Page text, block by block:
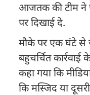
आजतक की टीम ने
पर दिखाई दे.
मौके पर एक घंटे से
बहुचर्चित
कहा गया कि
कि मस्जिद या